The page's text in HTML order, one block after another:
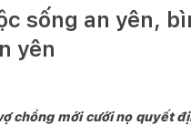
sống an yên,
yên
chồng mới cưới nọ quyết